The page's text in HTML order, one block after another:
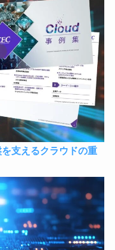
支えるクラウドの重